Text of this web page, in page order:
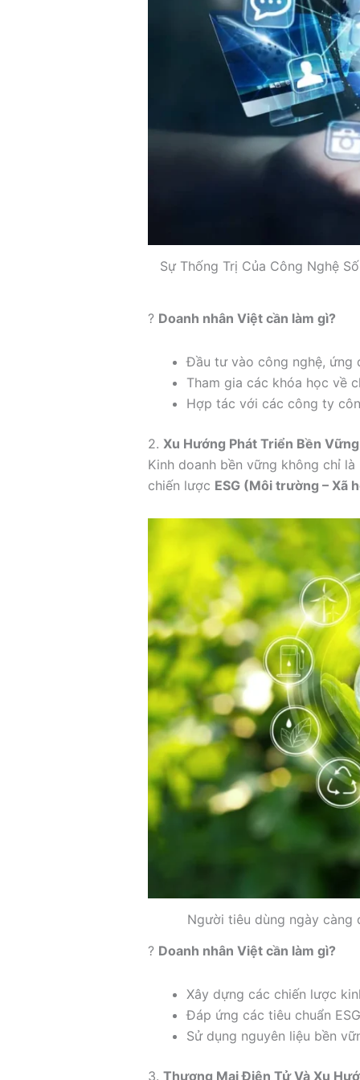
Sự Thống Trị Của Công Nghệ
? Doanh nhân Việt cần làm gì?
Đầu tư vào công nghệ, ứng
Tham gia các khóa học về
Hợp tác với các công ty
2. Xu Hướng Phát Triển Bền Vững
Kinh doanh bền vững không chỉ
chiến lược ESG (Môi trường – Xã
Người tiêu dùng ngày càng
? Doanh nhân Việt cần làm gì?
Xây dựng các chiến lược
Đáp ứng các tiêu chuẩn
Sử dụng nguyên liệu bền
3. Thương Mại Điện Tử Và Xu